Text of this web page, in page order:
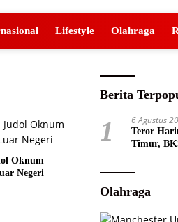
Lifestyle Olahraga
Oknum
Negeri
Berita
1 6 Agustus
Teror
Timur,
Olahraga